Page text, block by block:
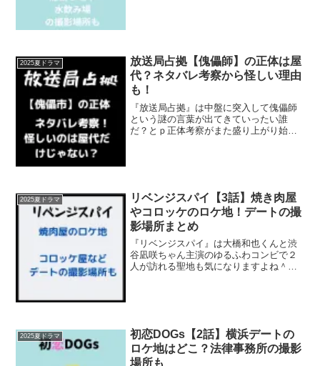
2025夏ドラマ
放送局占拠【傀儡師】の正体は屋
代？ネタバレ考察から怪しい理由
も！
『放送局占拠』は中盤に突入して傀儡師
という謎の言葉が出てきていったい誰
だ？とｐ正体考察がまた盛り上がり始め
2025夏ドラマ
リベンジスパイ【3話】焼き肉屋
やコロッケのロケ地！デートの撮
影場所まとめ
『リベンジスパイ』は大橋和也くんと渋
谷凪咲ちゃん主演のゆるふわコンビで２
人が訪れる聖地も気になりますよね＾＾
2025夏ドラマ
初恋DOGs【2話】横浜デートの
ロケ地はどこ？法律事務所の撮影
場所も